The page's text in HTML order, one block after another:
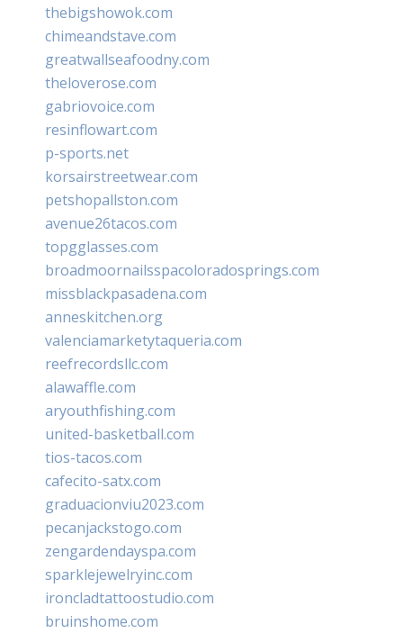
thebigshowok.com
chimeandstave.com
greatwallseafoodny.com
theloverose.com
gabriovoice.com
resinflowart.com
p-sports.net
korsairstreetwear.com
petshopallston.com
avenue26tacos.com
topgglasses.com
broadmoornailsspacoloradosprings.com
missblackpasadena.com
anneskitchen.org
valenciamarketytaqueria.com
reefrecordsllc.com
alawaffle.com
aryouthfishing.com
united-basketball.com
tios-tacos.com
cafecito-satx.com
graduacionviu2023.com
pecanjackstogo.com
zengardendayspa.com
sparklejewelryinc.com
ironcladtattoostudio.com
bruinshome.com